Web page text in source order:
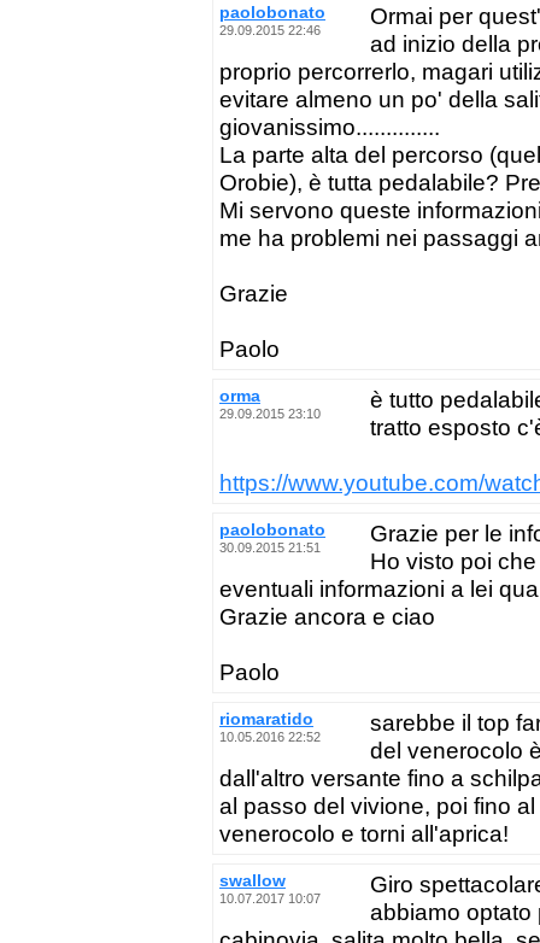
paolobonato
29.09.2015 22:46
Ormai per
ad inizio della
proprio percorrerlo, magari
evitare almeno un po' della
giovanissimo..............
La parte alta del percorso
Orobie), è tutta pedalabile?
Mi servono queste
me ha problemi nei passaggi
Grazie
Paolo
orma
29.09.2015 23:10
è tutto
tratto esposto
https://www.youtube.com/
paolobonato
30.09.2015 21:51
Grazie per le
Ho visto poi
eventuali informazioni a lei
Grazie ancora e ciao
Paolo
riomaratido
10.05.2016 22:52
sarebbe il top
del venerocolo
dall'altro versante fino a
al passo del vivione, poi fino
venerocolo e torni all'aprica!
swallow
10.07.2017 10:07
Giro
abbiamo optato